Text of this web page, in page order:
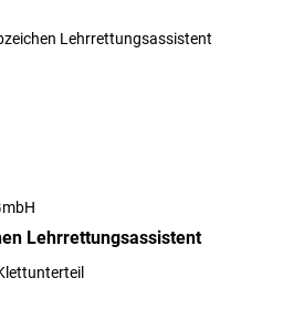
Lehrrettungsassistent